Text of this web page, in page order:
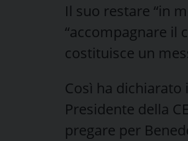
Il suo restare “in
“accompagnare il
costituisce un
Così ha dichiarato
Presidente della
pregare per